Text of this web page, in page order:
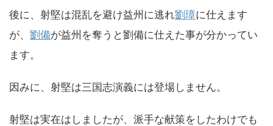
後に、射堅は混乱を避け益州に逃れ劉璋に仕えます
が、 劉備が益州を奪うと劉備に仕えた事が分かってい
ます。
因みに、射堅は三国志演義には登場しません。
射堅は実在はしましたが、派手な献策をしたわけでも